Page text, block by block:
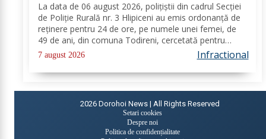
La data de 06 august 2026, polițiștii din cadrul Secției
de Poliție Rurală nr. 3 Hlipiceni au emis ordonanță de
reținere pentru 24 de ore, pe numele unei femei, de
49 de ani, din comuna Todireni, cercetată pentru
comiterea infracțiunii de conducerea unui vehicul sub
influența alcoolului. În urma...
7 august 2026 Infractional
2026 Dorohoi News | All Rights Reserved
Setari cookies
Despre noi
Politica de confidențialitate